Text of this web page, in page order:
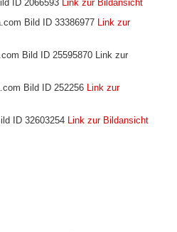
ID 2066593 Link zur Bildansicht
Bild ID 33386977 Link zur
Bild ID 25595870 Link zur
Bild ID 252256 Link zur
ID 32603254 Link zur Bildansicht